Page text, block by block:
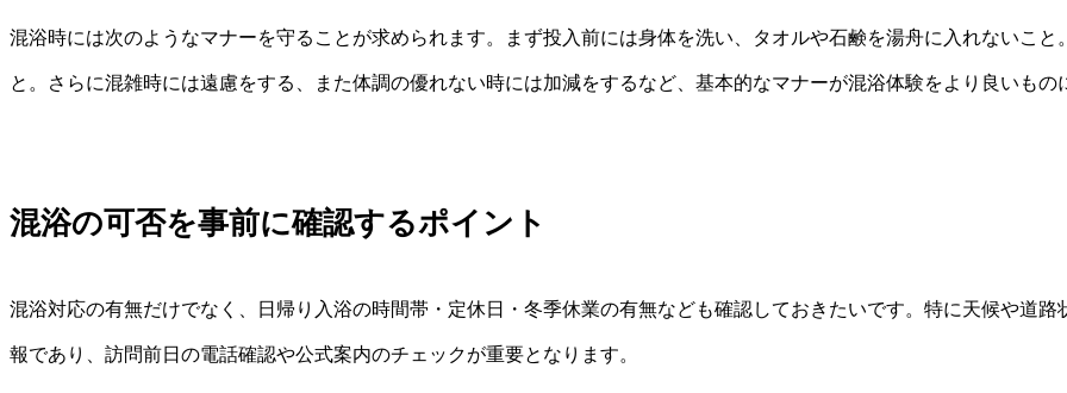
混浴時には次のようなマナーを守ることが求められます。まず投入前には身体を洗い、タオルや石鹸を湯舟に入れないこ
と。さらに混雑時には遠慮をする、また体調の優れない時には加減をするなど、基本的なマナーが混浴体験をより良いもの
混浴の可否を事前に確認するポイント
混浴対応の有無だけでなく、日帰り入浴の時間帯・定休日・冬季休業の有無なども確認しておきたいです。特に天候や道
報であり、訪問前日の電話確認や公式案内のチェックが重要となります。